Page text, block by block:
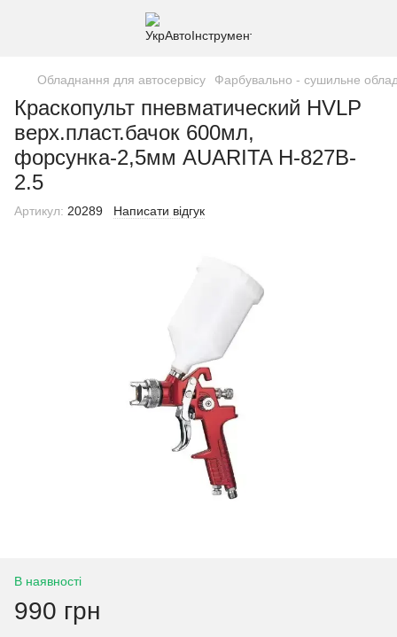
Обладнання для автосервісу Фарбувально - сушильне
Краскопульт пневматический HVLP
верх.пласт.бачок 600мл,
форсунка-2,5мм AUARITA H-827B-
2.5
Артикул: 20289 Написати відгук
В наявності
990 грн